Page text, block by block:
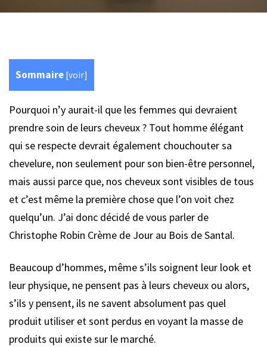
Sommaire [voir]
Pourquoi n’y aurait-il que les femmes qui devraient
prendre soin de leurs cheveux ? Tout homme élégant
qui se respecte devrait également chouchouter sa
chevelure, non seulement pour son bien-être personnel,
mais aussi parce que, nos cheveux sont visibles de tous
et c’est même la première chose que l’on voit chez
quelqu’un. J’ai donc décidé de vous parler de
Christophe Robin Crème de Jour au Bois de Santal.
Beaucoup d’hommes, même s’ils soignent leur look et
leur physique, ne pensent pas à leurs cheveux ou alors,
s’ils y pensent, ils ne savent absolument pas quel
produit utiliser et sont perdus en voyant la masse de
produits qui existe sur le marché.